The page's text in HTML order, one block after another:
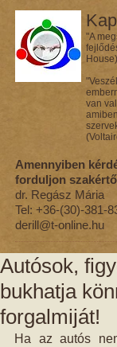
"A
House)
van
Amennyiben
forduljon
dr. Regász Mária
Tel: +36-(30)-381-
derill@t-online.hu
Autósok,
bukhatja
forgalmiját!
Ha az autós